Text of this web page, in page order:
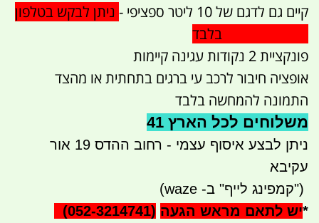
קיים גם לדגם של 10 ליטר ספציפי -
ניתן לבקש בטלפון
פונקציית 2 נקודות עגינה קיימות
אופציה חיבור לרכב עי ברגים בתחתית או מהצד
התמונה להמחשה בלבד
משלוחים לכל הארץ 41
ניתן לבצע איסוף עצמי - רחוב ההדס 19 אור
עקיבא
")קמפינג לייף" ב- waze)
*יש לתאם מראש הגעה (052-3214741)